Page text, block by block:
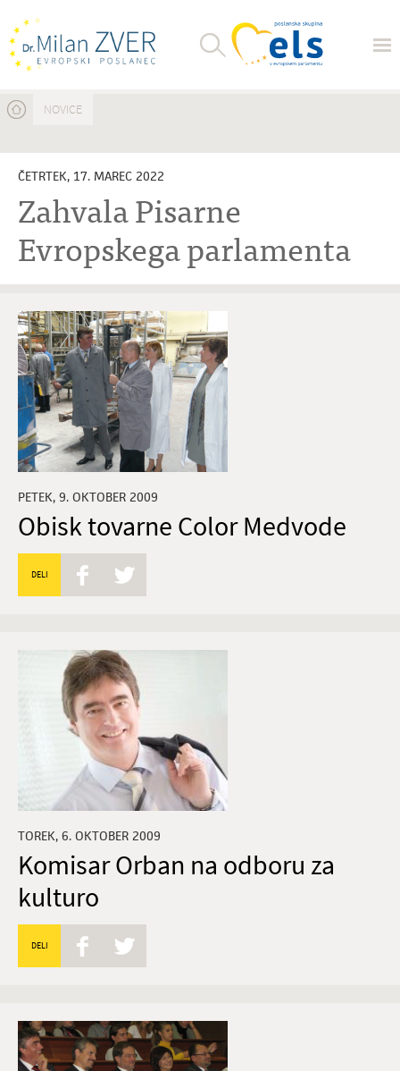
Nahajate se tukaj
NOVICE
ČETRTEK, 17. MAREC 2022
Zahvala Pisarne
Evropskega parlamenta
PETEK, 9. OKTOBER 2009
Obisk tovarne Color Medvode
DELI
TOREK, 6. OKTOBER 2009
Komisar Orban na odboru za
kulturo
DELI